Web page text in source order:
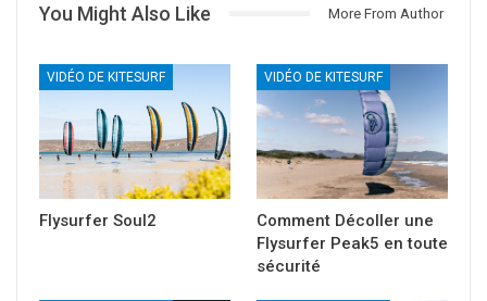
You Might Also Like More From Author
VIDÉO DE KITESURF
Flysurfer Soul2
VIDÉO DE KITESURF
Comment Décoller une
Flysurfer Peak5 en toute
sécurité